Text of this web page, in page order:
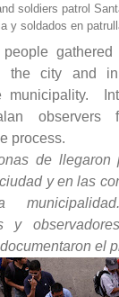
soldiers patrol
y soldados en
the city and
municipality.
observers
process.
de llegaron
y en las
y
el